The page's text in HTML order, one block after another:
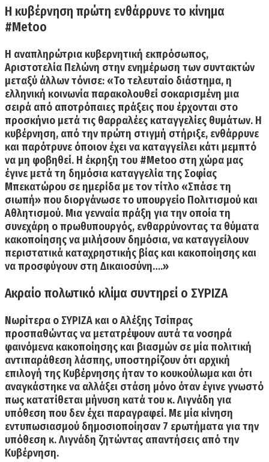
Η κυβέρνηση πρώτη ενθάρρυνε το κίνημα
#Metoo
Η αναπληρώτρια κυβερνητική εκπρόσωπος,
Αριστοτελία Πελώνη στην ενημέρωση των συντακτών
μεταξύ άλλων τόνισε: «Το τελευταίο διάστημα, η
ελληνική κοινωνία παρακολουθεί σοκαρισμένη μια
σειρά από αποτρόπαιες πράξεις που έρχονται στο
προσκήνιο μετά τις θαρραλέες καταγγελίες θυμάτων. Η
κυβέρνηση, από την πρώτη στιγμή στήριξε, ενθάρρυνε
και παρότρυνε όποιον έχει να καταγγείλει κάτι μεμπτό
να μη φοβηθεί. Η έκρηξη του #Metoo στη χώρα μας
έγινε μετά τη δημόσια καταγγελία της Σοφίας
Μπεκατώρου σε ημερίδα με τον τίτλο «Σπάσε τη
σιωπή» που διοργάνωσε το υπουργείο Πολιτισμού και
Αθλητισμού. Μια γενναία πράξη για την οποία τη
συνεχάρη ο πρωθυπουργός, ενθαρρύνοντας τα θύματα
κακοποίησης να μιλήσουν δημόσια, να καταγγείλουν
περιστατικά καταχρηστικής βίας και κακοποίησης και
να προσφύγουν στη Δικαιοσύνη….»
Ακραίο πολωτικό κλίμα συντηρεί ο ΣΥΡΙΖΑ
Νωρίτερα ο ΣΥΡΙΖΑ και ο Αλέξης Τσίπρας
προσπαθώντας να μετατρέψουν αυτά τα νοσηρά
φαινόμενα κακοποίησης και βιασμών σε μία πολιτική
αντιπαράθεση λάσπης, υποστηρίζoυν ότι αρχική
επιλογή της Κυβέρνησης ήταν το κουκούλωμακαι ότι
αναγκάστηκε να αλλάξει στάση μόνο όταν έγινε γνωστό
πως κατατίθεται μήνυση κατά του κ. Λιγνάδη για
υπόθεση που δεν έχει παραγραφεί. Με μία κίνηση
εντυπωσιασμού δημοσιοποίησαν 7 ερωτήματα για την
υπόθεση κ. Λιγνάδη ζητώντας απαντήσεις από την
Κυβέρνηση.